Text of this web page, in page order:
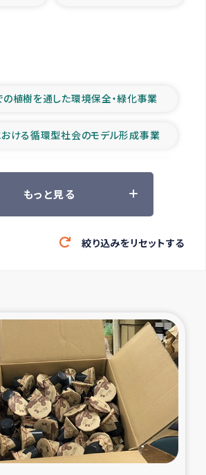
植樹を通した環境保全・緑化事業
ける循環型社会のモデル形成事業
ツアー参加者の声
緊急救援の時代
ティモール豪雨緊急支援
雨による洪水被災者支援
カカオ生産者支援事業
内避難民・帰還民の生活再建支援
におけるシリア難民支援事業
もっと見る
絞り込みをリセットする